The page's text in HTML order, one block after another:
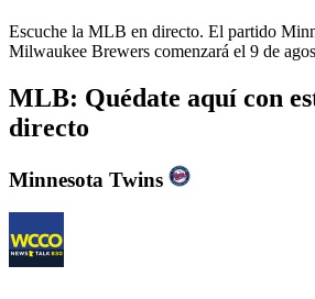
Escuche la MLB en directo. El partido
Milwaukee Brewers comenzará el 9 de
MLB: Quédate aquí con
directo
Minnesota Twins